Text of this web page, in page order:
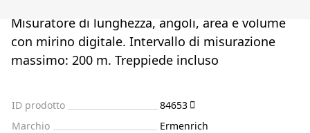
Misuratore di lunghezza, angoli, area e volume
con mirino digitale. Intervallo di misurazione
massimo: 200 m. Treppiede incluso
ID prodotto
84653
Marchio
Ermenrich